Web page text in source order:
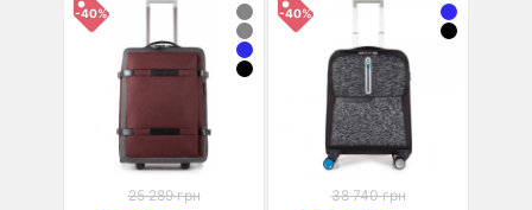
-40%
25 289 грн
-40%
38 740 грн